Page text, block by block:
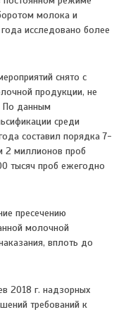
молока и
исследовано более
снято с
продукции, не
По данным
среди
составил порядка 7-
2 миллионов проб
тысяч проб ежегодно
пресечению
молочной
вплоть до
2018 г. надзорных
требований к